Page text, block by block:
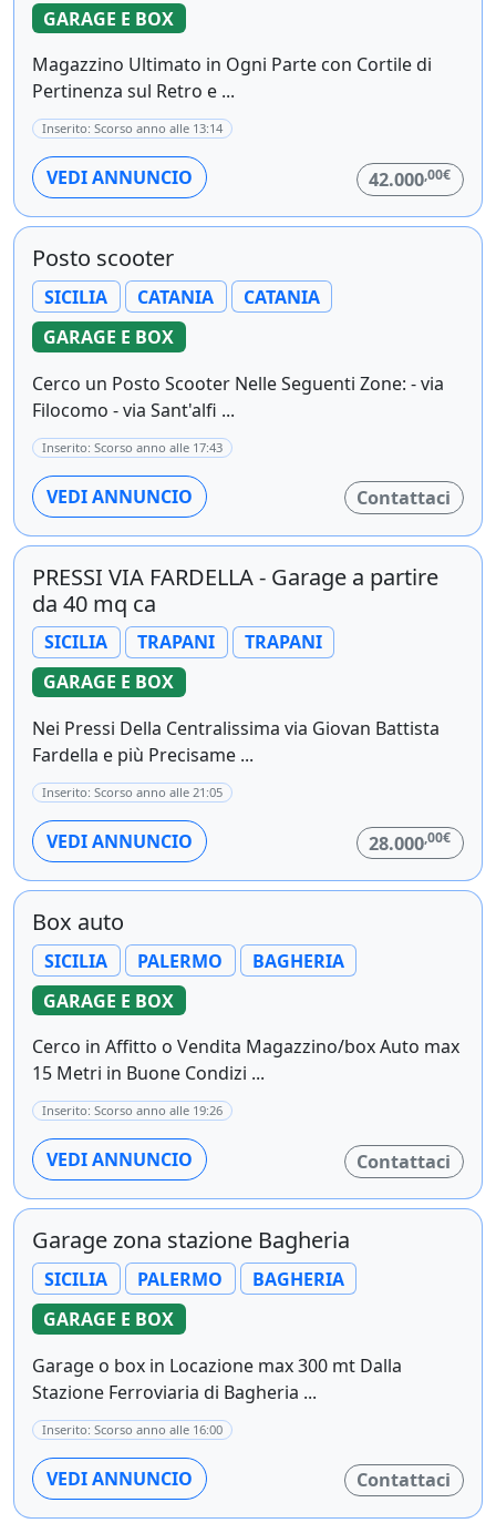
GARAGE E BOX
Magazzino Ultimato in Ogni Parte con Cortile di
Pertinenza sul Retro e ...
Inserito: Scorso anno alle 13:14
VEDI ANNUNCIO 42.000,00€
Posto scooter
SICILIA CATANIA
CATANIA
GARAGE E BOX
Cerco un Posto Scooter Nelle Seguenti Zone: - via
Filocomo - via Sant'alfi ...
Inserito: Scorso anno alle 17:43
VEDI ANNUNCIO Contattaci
PRESSI VIA FARDELLA - Garage a partire
da 40 mq ca
SICILIA TRAPANI
TRAPANI
GARAGE E BOX
Nei Pressi Della Centralissima via Giovan Battista
Fardella e più Precisame ...
Inserito: Scorso anno alle 21:05
VEDI ANNUNCIO 28.000,00€
Box auto
SICILIA PALERMO
BAGHERIA
GARAGE E BOX
Cerco in Affitto o Vendita Magazzino/box Auto max
15 Metri in Buone Condizi ...
Inserito: Scorso anno alle 19:26
VEDI ANNUNCIO Contattaci
Garage zona stazione Bagheria
SICILIA PALERMO
BAGHERIA
GARAGE E BOX
Garage o box in Locazione max 300 mt Dalla
Stazione Ferroviaria di Bagheria ...
Inserito: Scorso anno alle 16:00
VEDI ANNUNCIO Contattaci